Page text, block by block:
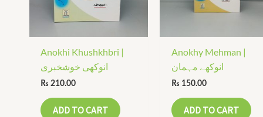
Anokhi Khushkhbri |
انوکھی خوشخبری
₨ 210.00
ADD TO CART
Anokhy Mehman |
انوکھے مہمان
₨ 150.00
ADD TO CART